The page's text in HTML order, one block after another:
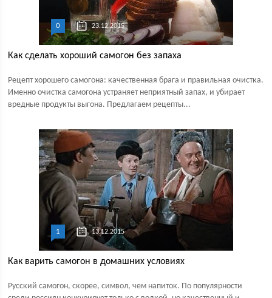
0 23.12.2015
Как сделать хороший самогон без запаха
Рецепт хорошего самогона: качественная брага и правильная очистка.
Именно очистка самогона устраняет неприятный запах, и убирает
вредные продукты выгона. Предлагаем рецепты...
1 13.12.2015
Как варить самогон в домашних условиях
Русский самогон, скорее, символ, чем напиток. По популярности